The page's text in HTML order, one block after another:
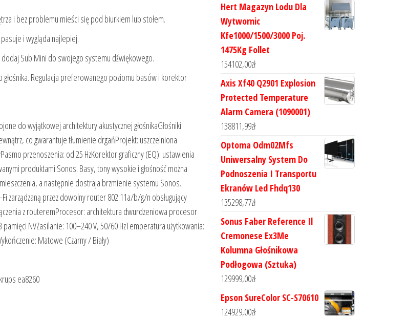
i bez problemu mieści się pod biurkiem lub stołem.
i wygląda najlepiej.
Sub Mini do swojego systemu dźwiękowego.
Regulacja preferowanego poziomu basów i korektor
do wyjątkowej architektury akustycznej głośnikaGłośniki
co gwarantuje tłumienie drgańProjekt: uszczelniona
przenoszenia: od 25 HzKorektor graficzny (EQ): ustawienia
produktami Sonos. Basy, tony wysokie i głośność można
a następnie dostraja brzmienie systemu Sonos.
zarządzaną przez dowolny router 802.11a/b/g/n obsługujący
z routeremProcesor: architektura dwurdzeniowa procesor
NVZasilanie: 100–240 V, 50/60 HzTemperatura użytkowania:
Matowe (Czarny / Biały)
ea8260
Hert Magazyn Lodu Dla
Wytwornic
Kfe1000/1500/3000 Poj.
1475Kg Follet
154102,00zł
Axis Xf40 Q2901 Explosion
Protected Temperature
Alarm Camera (1090001)
138811,99zł
Optoma Odm02Mfs
Uniwersalny System Do
Podnoszenia I Transportu
Ekranów Led Fhdq130
135298,77zł
Sonus Faber Reference Il
Cremonese Ex3Me
Kolumna Głośnikowa
Podłogowa (Sztuka)
129999,00zł
Epson SureColor SC-S70610
124929,00zł